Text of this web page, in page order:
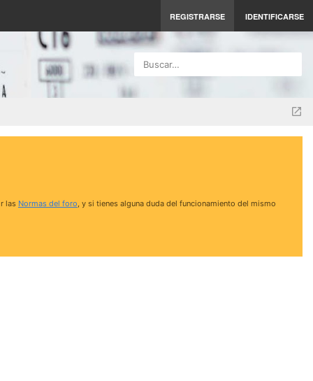
REGISTRARSE IDENTIFICARSE
Buscar…
las Normas del foro, y si tienes alguna duda del funcionamiento del mismo